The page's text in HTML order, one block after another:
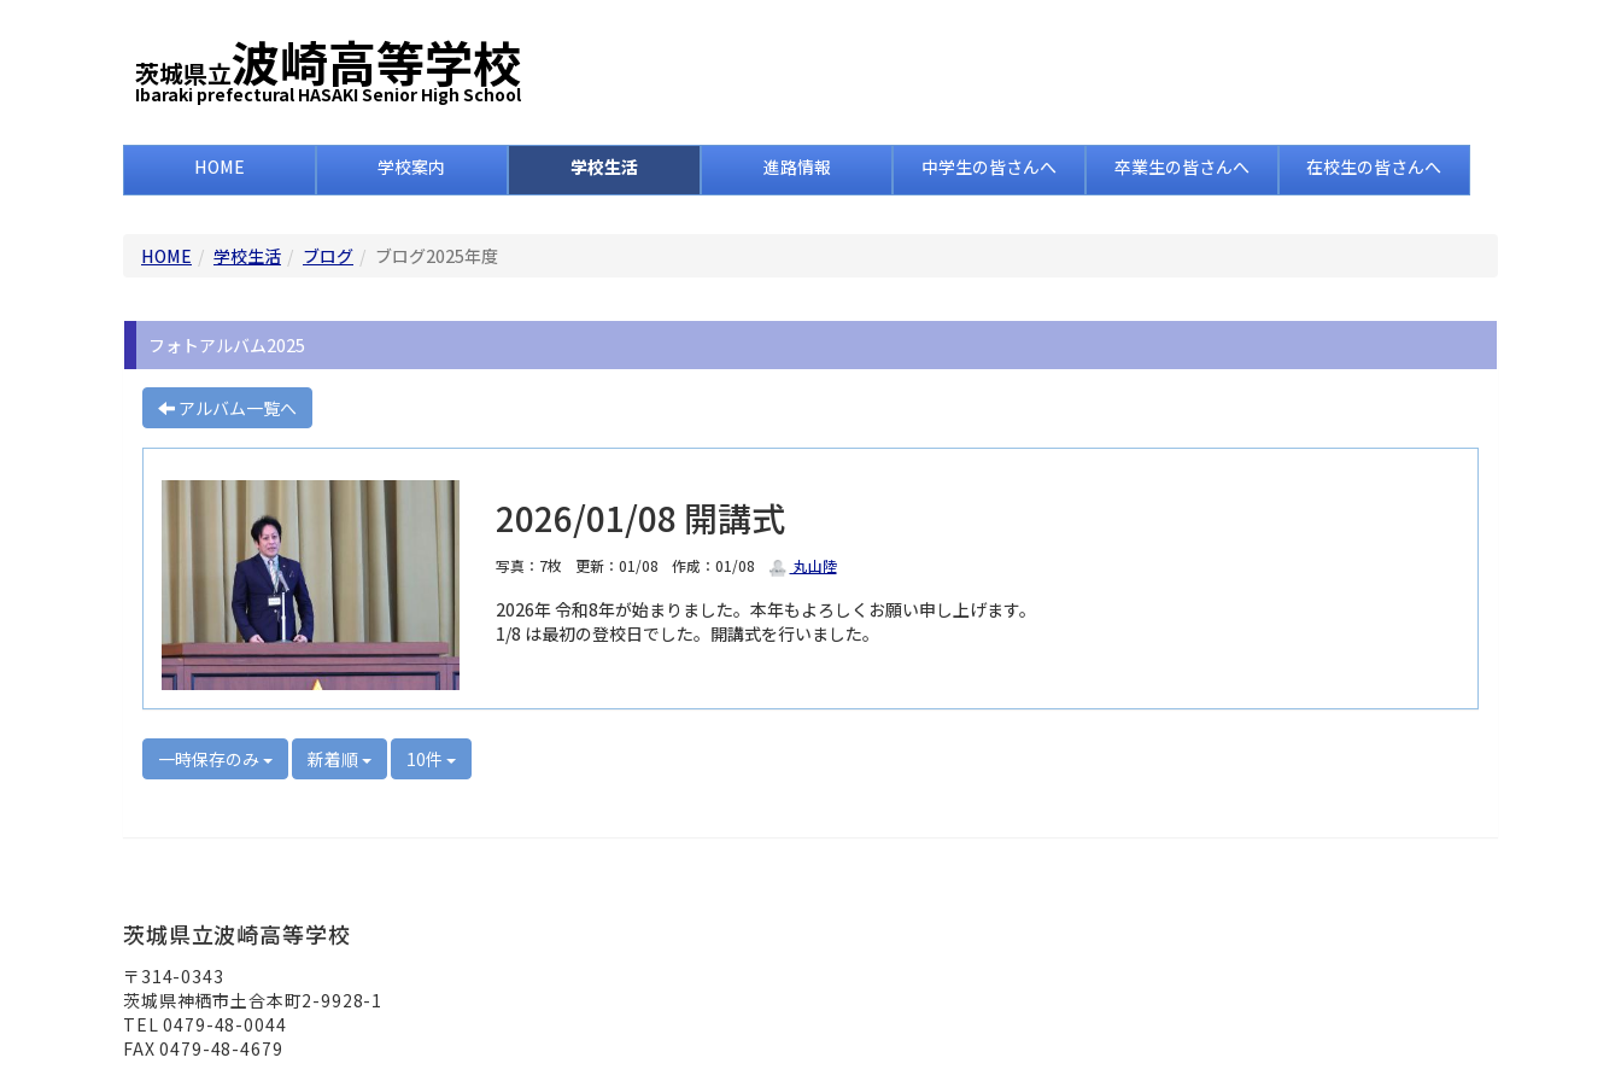
茨城県立波崎高等学校
Ibaraki prefectural HASAKI Senior High School
HOME 学校案内 学校生活 進路情報 中学生の皆さんへ 卒業生の皆さんへ 在校生の皆さんへ
HOME 学校生活 ブログ ブログ2025年度
フォトアルバム2025
アルバム一覧へ
2026/01/08 開講式
写真：7枚 更新：01/08 作成：01/08 丸山陸
2026年 令和8年が始まりました。本年もよろしくお願い申し上げます。
1/8 は最初の登校日でした。開講式を行いました。
一時保存のみ 新着順 10件
茨城県立波崎高等学校
〒314-0343
茨城県神栖市土合本町2-9928-1
TEL 0479-48-0044
FAX 0479-48-4679